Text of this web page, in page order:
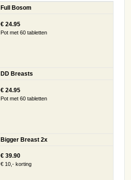
Full Bosom
€ 24.95
Pot met 60 tabletten
DD Breasts
€ 24.95
Pot met 60 tabletten
Bigger Breast 2x
€ 39.90
€ 10,- korting